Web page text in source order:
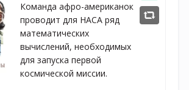
Команда афро-американок
проводит для НАСА ряд
математических
вычислений, необходимых
для запуска первой
космической миссии.